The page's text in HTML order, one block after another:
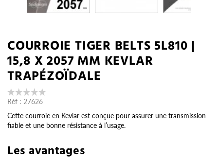
COURROIE TIGER BELTS 5L810 |
15,8 X 2057 MM KEVLAR
TRAPÉZOÏDALE
Réf : 27626
Cette courroie en Kevlar est conçue pour assurer une transmission
fiable et une bonne résistance à l’usage.
Les avantages